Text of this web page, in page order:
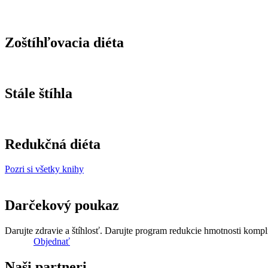
Zoštíhľovacia diéta
Stále štíhla
Redukčná diéta
Pozri si všetky knihy
Darčekový poukaz
Darujte zdravie a štíhlosť. Darujte program redukcie hmotnosti
Objednať